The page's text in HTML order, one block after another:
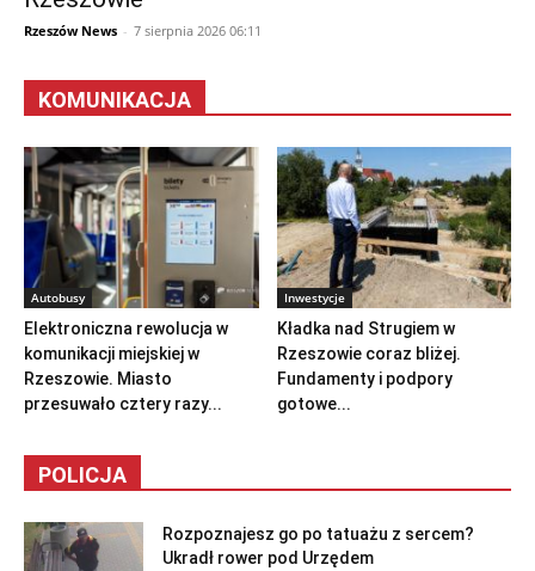
Rzeszów News - 7 sierpnia 2026 06:11
KOMUNIKACJA
Autobusy
Elektroniczna rewolucja w
komunikacji miejskiej w
Rzeszowie. Miasto
przesuwało cztery razy...
Inwestycje
Kładka nad Strugiem w
Rzeszowie coraz bliżej.
Fundamenty i podpory
gotowe...
POLICJA
Rozpoznajesz go po tatuażu z sercem?
Ukradł rower pod Urzędem